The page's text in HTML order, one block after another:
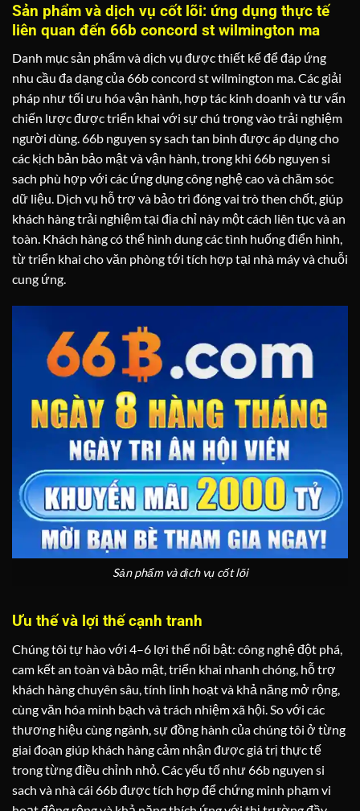
Sản phẩm và dịch vụ cốt lõi: ứng dụng thực tế
liên quan đến 66b concord st wilmington ma
Danh mục sản phẩm và dịch vụ được thiết kế để đáp ứng
nhu cầu đa dạng của 66b concord st wilmington ma. Các giải
pháp như tối ưu hóa vận hành, hợp tác kinh doanh và tư vấn
chiến lược được triển khai với sự chú trọng vào trải nghiệm
người dùng. 66b nguyen sy sach tan binh được áp dụng cho
các kịch bản bảo mật và vận hành, trong khi 66b nguyen si
sach phù hợp với các ứng dụng công nghệ cao và chăm sóc
dữ liệu. Dịch vụ hỗ trợ và bảo trì đóng vai trò then chốt, giúp
khách hàng trải nghiệm tại địa chỉ này một cách liên tục và an
toàn. Khách hàng có thể hình dung các tình huống điển hình,
từ triển khai cho văn phòng tới tích hợp tại nhà máy và chuỗi
cung ứng.
Sản phẩm và dịch vụ cốt lõi
Ưu thế và lợi thế cạnh tranh
Chúng tôi tự hào với 4–6 lợi thế nổi bật: công nghệ đột phá,
cam kết an toàn và bảo mật, triển khai nhanh chóng, hỗ trợ
khách hàng chuyên sâu, tính linh hoạt và khả năng mở rộng,
cùng văn hóa minh bạch và trách nhiệm xã hội. So với các
thương hiệu cùng ngành, sự đồng hành của chúng tôi ở từng
giai đoạn giúp khách hàng cảm nhận được giá trị thực tế
trong từng điều chỉnh nhỏ. Các yếu tố như 66b nguyen si
sach và nhà cái 66b được tích hợp để chứng minh phạm vi